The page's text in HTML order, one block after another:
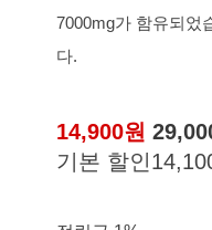
7000mg가 함유되었
다.
14,900원
기본 할인